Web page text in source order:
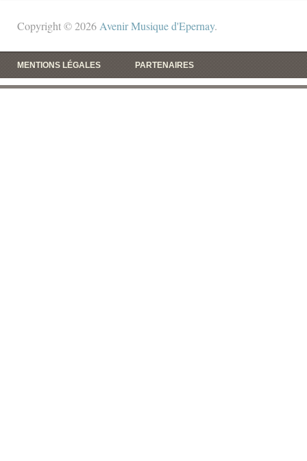
Copyright © 2026 Avenir Musique d'Epernay.
MENTIONS LÉGALES PARTENAIRES